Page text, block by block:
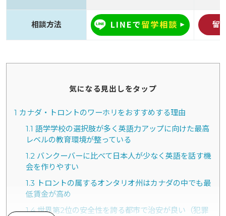
相談方法 留
気になる見出しをタップ
1 カナダ・トロントのワーホリをおすすめする理由
1.1 語学学校の選択肢が多く英語力アップに向けた最高
レベルの教育環境が整っている
1.2バンクーバーに比べて日本人が少なく英語を話す機
会を作りやすい
1.3 トロントの属するオンタリオ州はカナダの中でも最
低賃金が高め
1.4世界第2位の安全性を誇る都市で治安が良い（犯罪